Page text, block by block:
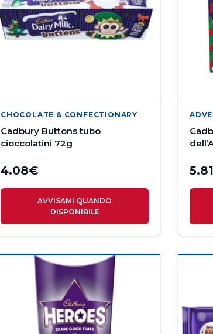
CHOCOLATE & CONFECTIONARY
Cadbury Buttons tubo
cioccolatini 72g
4.08€
AVVISAMI QUANDO
DISPONIBILE
5.81